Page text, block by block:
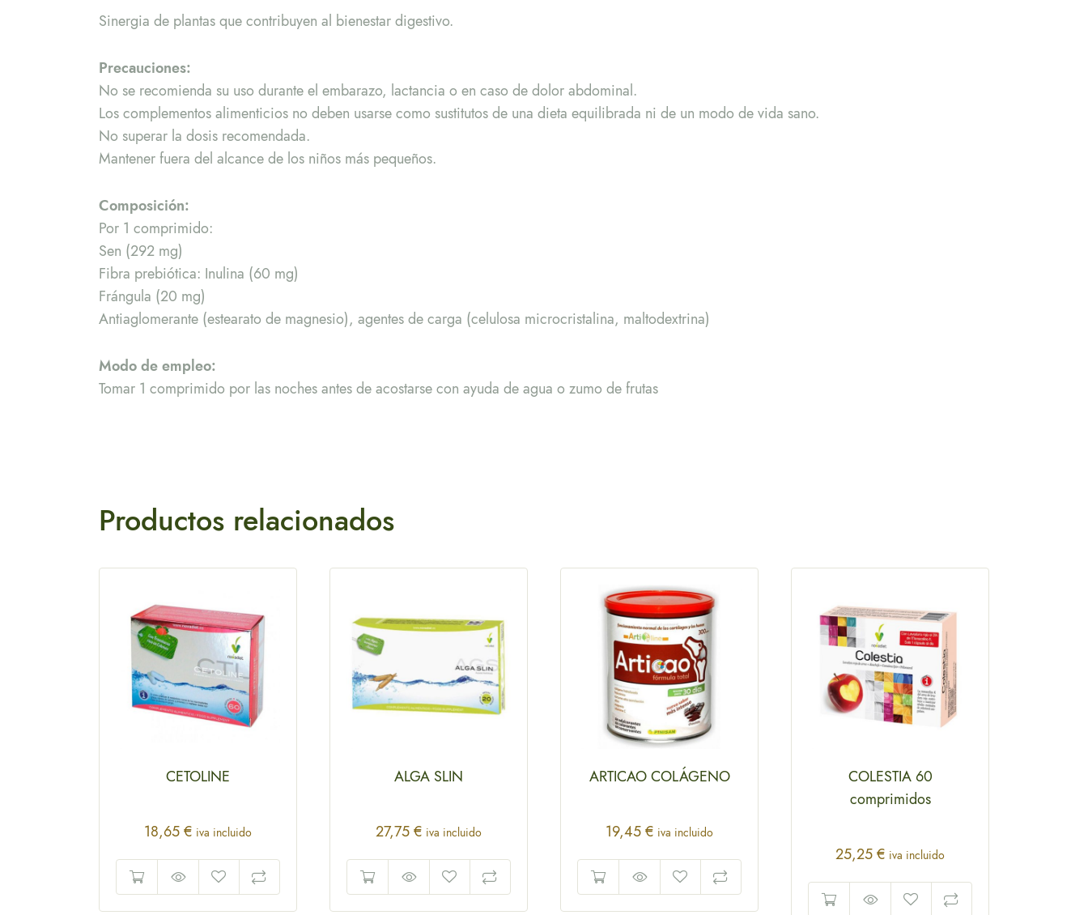
Sinergia de plantas que contribuyen al bienestar digestivo.
Precauciones:
No se recomienda su uso durante el embarazo, lactancia o en caso de dolor abdominal.
Los complementos alimenticios no deben usarse como sustitutos de una dieta equilibrada ni de un modo de vida sano.
No superar la dosis recomendada.
Mantener fuera del alcance de los niños más pequeños.
Composición:
Por 1 comprimido:
Sen (292 mg)
Fibra prebiótica: Inulina (60 mg)
Frángula (20 mg)
Antiaglomerante (estearato de magnesio), agentes de carga (celulosa microcristalina, maltodextrina)
Modo de empleo:
Tomar 1 comprimido por las noches antes de acostarse con ayuda de agua o zumo de frutas
Productos relacionados
CETOLINE
18,65€ iva incluido
ALGA SLIN
27,75€ iva incluido
ARTICAO COLÁGENO
19,45€ iva incluido
COLESTIA 60
comprimidos
25,25€ iva incluido